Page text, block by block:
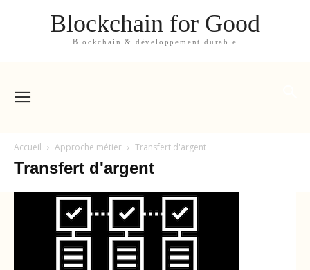
Blockchain for Good
Blockchain & développement durable
Accueil Approche métier Transfert d'argent
Transfert d'argent